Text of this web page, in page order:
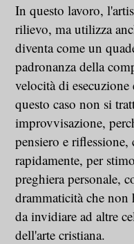
In questo lavoro,
rilievo, ma utilizza
diventa come un
padronanza della
velocità di
questo caso non si
improvvisazione,
pensiero e
rapidamente, per
preghiera personale,
drammaticità che
da invidiare ad altre
dell'arte cristiana.